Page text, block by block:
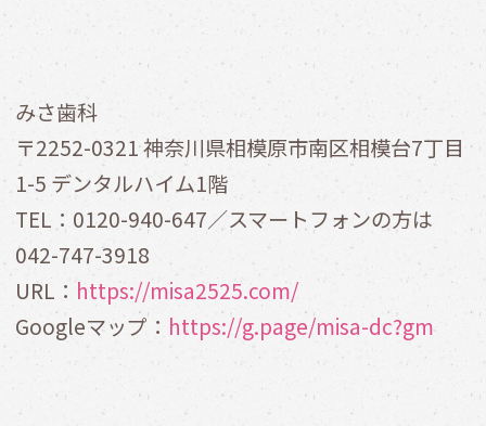
みさ歯科
〒2252-0321 神奈川県相模原市南区相模台7丁目
1-5 デンタルハイム1階
TEL：0120-940-647／スマートフォンの方は
042-747-3918
URL： https://misa2525.com/
Googleマップ： https://g.page/misa-dc?gm